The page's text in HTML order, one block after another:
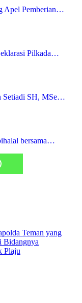
Apel Pemberian…
Pilkada…
Setiadi SH, MSe…
bersama…
Teman yang
Bidangnya
Plaju